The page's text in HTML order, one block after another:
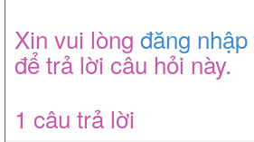
Xin vui lòng đăng nhập
để trả lời câu hỏi này.
1 câu trả lời